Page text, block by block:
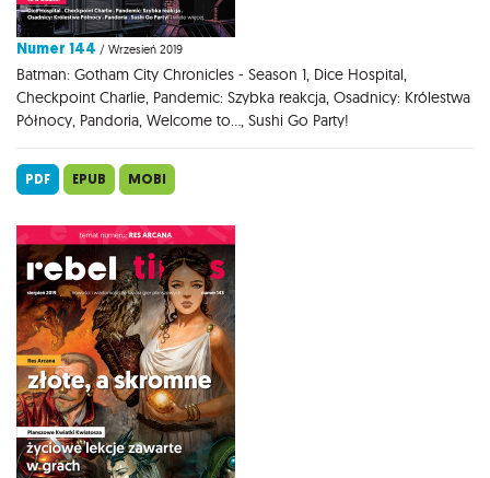
Numer 144 / Wrzesień 2019
Batman: Gotham City Chronicles - Season 1, Dice Hospital,
Checkpoint Charlie, Pandemic: Szybka reakcja, Osadnicy: Królestwa
Północy, Pandoria, Welcome to..., Sushi Go Party!
PDF EPUB MOBI